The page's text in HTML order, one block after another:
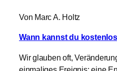
Von Marc A. Holtz
Wann kannst du
Wir glauben oft,